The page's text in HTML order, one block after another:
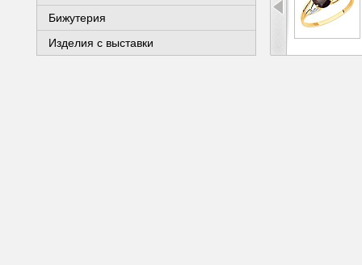
Бижутерия
Изделия с выставки